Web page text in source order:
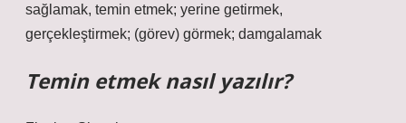
sağlamak, temin etmek; yerine getirmek,
gerçekleştirmek; (görev) görmek; damgalamak
Temin etmek nasıl yazılır?